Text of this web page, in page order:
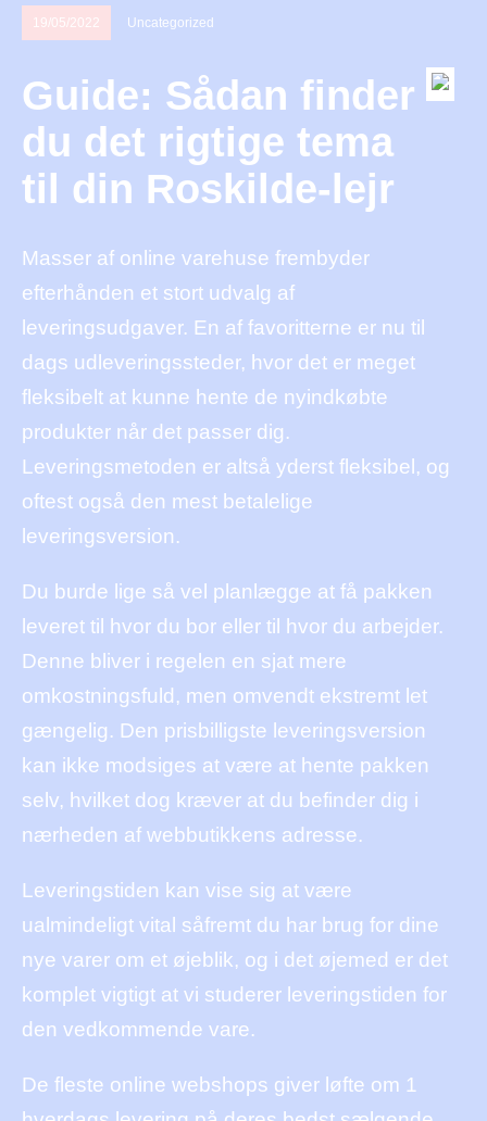
19/05/2022 Uncategorized
Guide: Sådan finder
du det rigtige tema
til din Roskilde-lejr
Masser af online varehuse frembyder
efterhånden et stort udvalg af
leveringsudgaver. En af favoritterne er nu til
dags udleveringssteder, hvor det er meget
fleksibelt at kunne hente de nyindkøbte
produkter når det passer dig.
Leveringsmetoden er altså yderst fleksibel, og
oftest også den mest betalelige
leveringsversion.
Du burde lige så vel planlægge at få pakken
leveret til hvor du bor eller til hvor du arbejder.
Denne bliver i regelen en sjat mere
omkostningsfuld, men omvendt ekstremt let
gængelig. Den prisbilligste leveringsversion
kan ikke modsiges at være at hente pakken
selv, hvilket dog kræver at du befinder dig i
nærheden af webbutikkens adresse.
Leveringstiden kan vise sig at være
ualmindeligt vital såfremt du har brug for dine
nye varer om et øjeblik, og i det øjemed er det
komplet vigtigt at vi studerer leveringstiden for
den vedkommende vare.
De fleste online webshops giver løfte om 1